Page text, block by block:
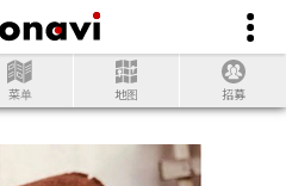
菜单 地图 招募